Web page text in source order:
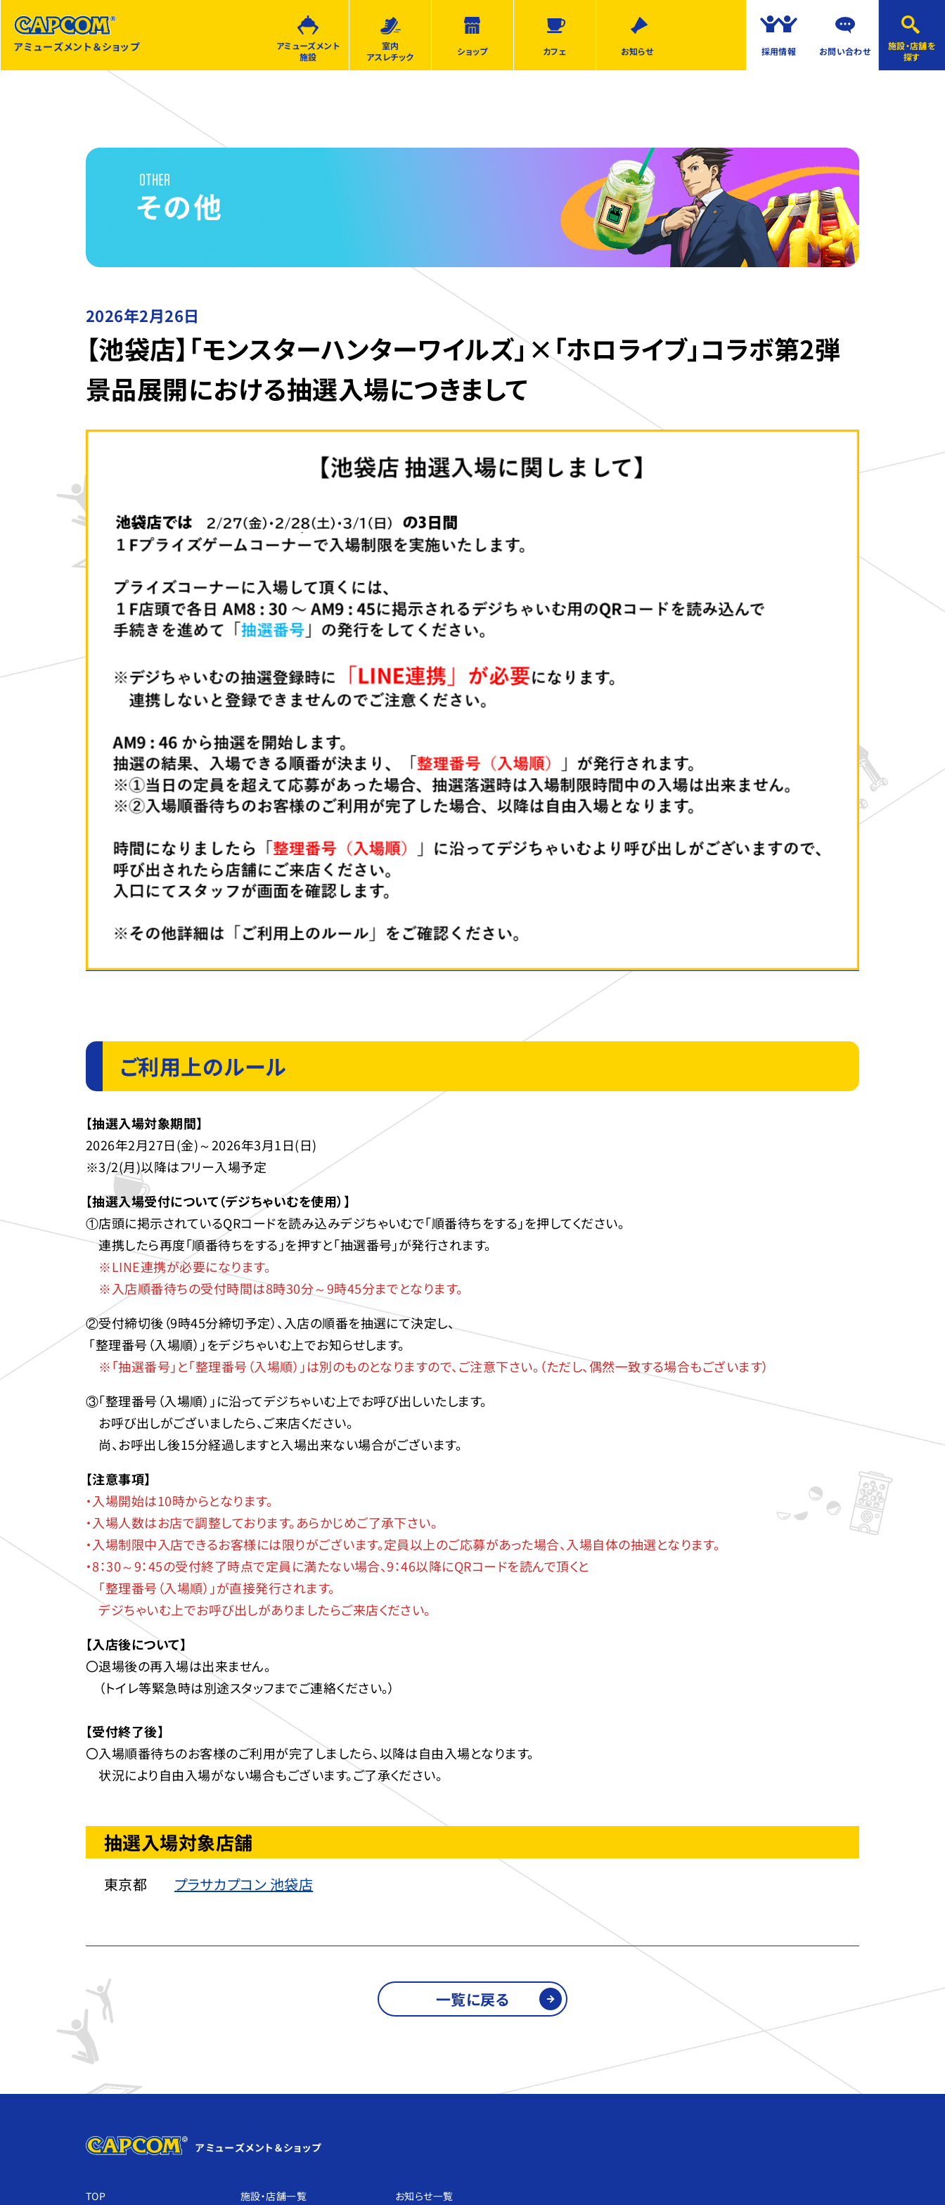
アミューズメント＆ショップ
施設・店舗を
探す
アミューズメント
施設
室内
アスレチック
ショップ カフェ お知らせ 採用情報 お問い合わせ
2026年2月26日
【池袋店】「モンスターハンターワイルズ」×「ホロライブ」コラボ第2弾
景品展開における抽選入場につきまして
ご利用上のルール
【抽選入場対象期間】
2026年2月27日(金)～2026年3月1日(日)
※3/2(月)以降はフリー入場予定
【抽選入場受付について（デジちゃいむを使用）】
①店頭に掲示されているQRコードを読み込みデジちゃいむで「順番待ちをする」を押してください。
連携したら再度「順番待ちをする」を押すと「抽選番号」が発行されます。
※LINE連携が必要になります。
※入店順番待ちの受付時間は8時30分～9時45分までとなります。
②受付締切後（9時45分締切予定）、入店の順番を抽選にて決定し、
「整理番号（入場順）」をデジちゃいむ上でお知らせします。
※「抽選番号」と「整理番号（入場順）」は別のものとなりますので、ご注意下さい。（ただし、偶然一致する場合もございます）
③「整理番号（入場順）」に沿ってデジちゃいむ上でお呼び出しいたします。
お呼び出しがございましたら、ご来店ください。
尚、お呼出し後15分経過しますと入場出来ない場合がございます。
【注意事項】
・入場開始は10時からとなります。
・入場人数はお店で調整しております。あらかじめご了承下さい。
・入場制限中入店できるお客様には限りがございます。定員以上のご応募があった場合、入場自体の抽選となります。
・8：30～9：45の受付終了時点で定員に満たない場合、9：46以降にQRコードを読んで頂くと
「整理番号（入場順）」が直接発行されます。
デジちゃいむ上でお呼び出しがありましたらご来店ください。
【入店後について】
〇退場後の再入場は出来ません。
（トイレ等緊急時は別途スタッフまでご連絡ください。）
【受付終了後】
〇入場順番待ちのお客様のご利用が完了しましたら、以降は自由入場となります。
状況により自由入場がない場合もございます。ご了承ください。
抽選入場対象店舗
東京都 プラサカプコン 池袋店
一覧に戻る
アミューズメント＆ショップ
TOP 施設・店舗⼀覧 お知らせ⼀覧